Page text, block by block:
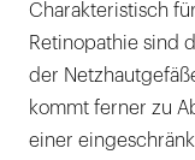
Charakteristisch
Retinopathie sind
der
kommt ferner zu
einer